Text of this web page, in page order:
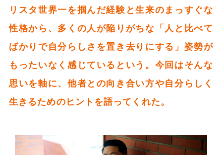
リスタ世界一を掴んだ経験と生来のまっすぐな
性格から、多くの人が陥りがちな「人と比べて
ばかりで自分らしさを置き去りにする」姿勢が
もったいなく感じているという。今回はそんな
思いを軸に、他者との向き合い方や自分らしく
生きるためのヒントを語ってくれた。